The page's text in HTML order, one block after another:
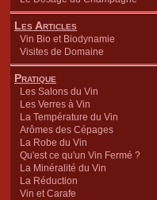
Les Articles
Vin Bio et Biodynamie
Visites de Domaine
Pratique
Les Salons du Vin
Les Verres à Vin
La Température du Vin
Arômes des Cépages
La Robe du Vin
Qu'est ce qu'un Vin Fermé ?
La Minéralité du Vin
La Réduction
Vin et Carafe